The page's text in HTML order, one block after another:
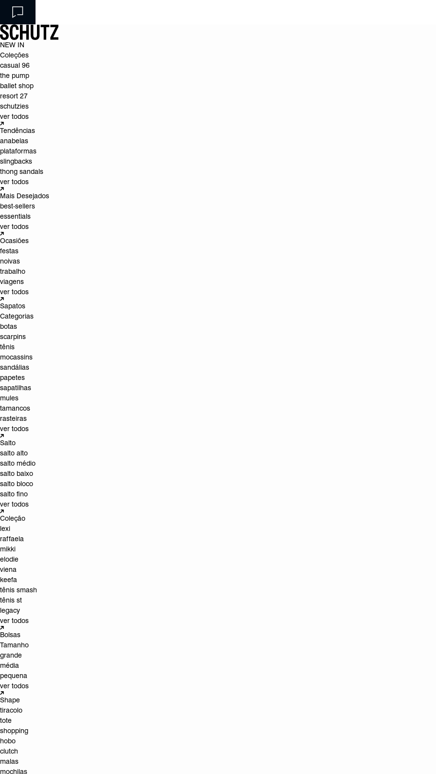
NEW IN
Coleções
casual 96
the pump
ballet shop
resort 27
schutzies
ver todos
Tendências
anabelas
plataformas
slingbacks
thong sandals
ver todos
Mais Desejados
best-sellers
essentials
ver todos
Ocasiões
festas
noivas
trabalho
viagens
ver todos
Sapatos
Categorias
botas
scarpins
tênis
mocassins
sandálias
papetes
sapatilhas
mules
tamancos
rasteiras
ver todos
Salto
salto alto
salto médio
salto baixo
salto bloco
salto fino
ver todos
Coleção
lexi
raffaela
mikki
elodie
viena
keefa
tênis smash
tênis st
legacy
ver todos
Bolsas
Tamanho
grande
média
pequena
ver todos
Shape
tiracolo
tote
shopping
hobo
clutch
malas
mochilas